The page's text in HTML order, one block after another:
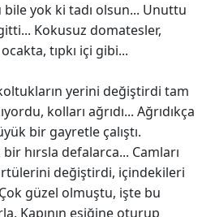
yok ki tadı olsun... Unuttu
Kokusuz domatesler,
tıpkı içi gibi...
yerini değiştirdi tam
kolları ağrıdı... Ağrıdıkça
bir gayretle çalıştı.
hırsla defalarca... Camları
değiştirdi, içindekileri
güzel olmuştu, işte bu
Kapının eşiğine oturup